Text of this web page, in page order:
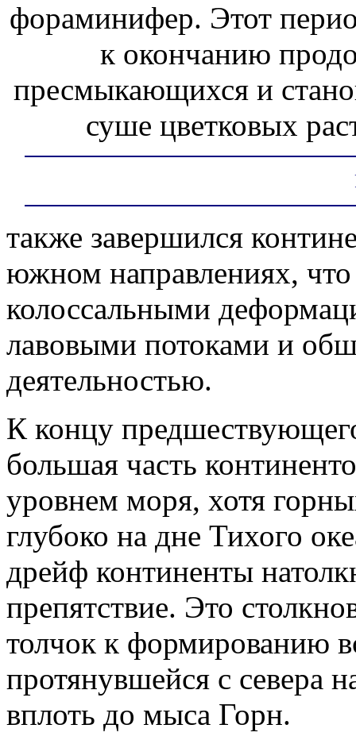
фораминифер. Этот
к окончанию
пресмыкающихся и
суше цветковых
также завершился
южном направлениях,
колоссальными
лавовыми потоками и
деятельностью.
К концу
большая часть
уровнем моря, хотя
глубоко на дне Тихого
дрейф континенты
препятствие. Это
толчок к формированию
протянувшейся с севера
вплоть до мыса Горн.